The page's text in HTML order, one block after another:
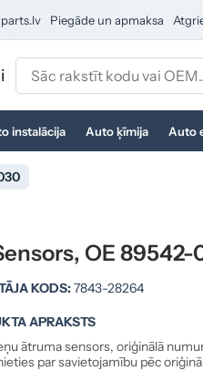
Piegāde un apmaksa
instalācija Auto ķīmija Auto
OE
KODS:7843-28264
APRAKSTS
ātruma sensors, oriģinālā
par savietojamību pēc